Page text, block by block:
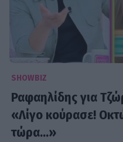
SHOWBIZ
Ραφαηλίδης για
«Λίγο κούρασε!
τώρα...»